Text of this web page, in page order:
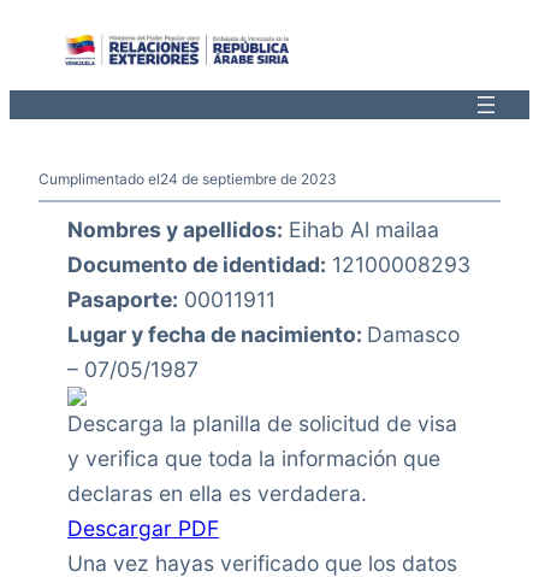
Cumplimentado el24 de septiembre de 2023
Nombres y apellidos: Eihab Al mailaa
Documento de identidad: 12100008293
Pasaporte: 00011911
Lugar y fecha de nacimiento: Damasco
– 07/05/1987
Descarga la planilla de solicitud de visa
y verifica que toda la información que
declaras en ella es verdadera.
Descargar PDF
Una vez hayas verificado que los datos